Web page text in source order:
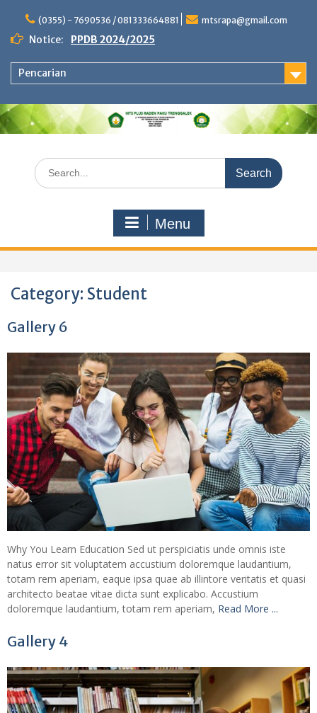
content
(0355) - 7690536 / 081333664881 mtsrapa@gmail.com
Notice: PPDB 2024/2025
Pencarian
Search
for:
Menu
Category: Student
Gallery 6
Why You Learn Education Sed ut perspiciatis unde omnis iste
natus error sit voluptatem accustium doloremque laudantium,
totam rem aperiam, eaque ipsa quae ab illintore veritatis et quasi
architecto beatae vitae dicta sunt explicabo. Accustium
doloremque laudantium, totam rem aperiam, Read More ...
Gallery 4